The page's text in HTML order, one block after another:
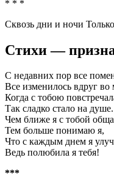
* * *
Сквозь дни и ночи
Стихи —
С недавних пор все
Все изменилось вдруг во
Когда с тобою
Так сладко стало на душе.
Чем ближе я с тобой
Тем больше понимаю я,
Что с каждым днем я
Ведь полюбила я тебя!
***